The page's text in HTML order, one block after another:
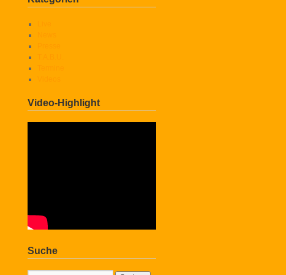
Video-Highlight
Suche